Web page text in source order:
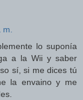
m.
lo suponía
a la Wii y saber
sí, si me dices tú
la envaino y me